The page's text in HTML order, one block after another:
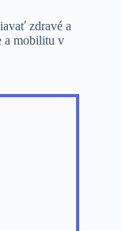
zdravé a
a mobilitu v